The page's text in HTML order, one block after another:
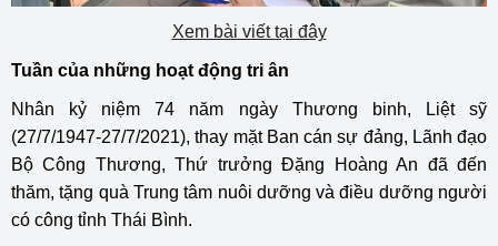
Xem bài viết tại đây
Tuần của những hoạt động tri ân
Nhân kỷ niệm 74 năm ngày Thương binh, Liệt sỹ
(27/7/1947-27/7/2021), thay mặt Ban cán sự đảng, Lãnh đạo
Bộ Công Thương, Thứ trưởng Đặng Hoàng An đã đến
thăm, tặng quà Trung tâm nuôi dưỡng và điều dưỡng người
có công tỉnh Thái Bình.